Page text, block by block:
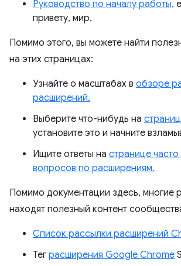
Руководство по началу работы,
привету, мир.
Помимо этого, вы можете найти
на этих страницах:
Узнайте о масштабах в обзоре
расширений.
Выберите что-нибудь на
установите это и начните
Ищите ответы на странице
вопросов по расширениям.
Помимо документации здесь, многие
находят полезный контент
Список рассылки расширений
Тег расширения Google Chrome